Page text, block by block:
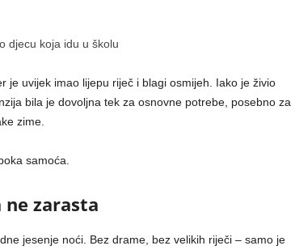
djecu koja idu u školu
je uvijek imao lijepu riječ i blagi osmijeh. Iako je živio
bila je dovoljna tek za osnovne potrebe, posebno za
zime.
samoća.
zarasta
jesenje noći. Bez drame, bez velikih riječi – samo je